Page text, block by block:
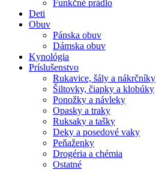
Funkčné prádlo
Deti
Obuv
Pánska obuv
Dámska obuv
Kynológia
Príslušenstvo
Rukavice, šály a nákrčníky
Šiltovky, čiapky a klobúky
Ponožky a návleky
Opasky a traky
Ruksaky a tašky
Deky a posedové vaky
Peňaženky
Drogéria a chémia
Ostatné